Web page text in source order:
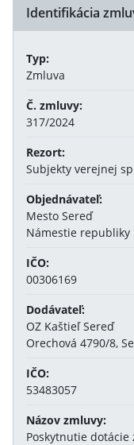
Identifikácia
Typ:
Zmluva
Č. zmluvy:
317/2024
Rezort:
Subjekty verejnej
Objednávateľ:
Mesto Sereď
Námestie republiky
IČO:
00306169
Dodávateľ:
OZ Kaštieľ Sereď
Orechová 4790/8,
IČO:
53483057
Názov zmluvy:
Poskytnutie